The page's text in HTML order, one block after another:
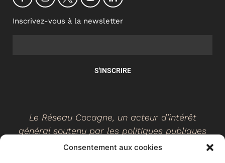
Consentement aux cookies
Inscrivez-vous à la newsletter
S'INSCRIRE
Le Réseau Cocagne, un acteur d’intérêt
général soutenu par les politiques publiques